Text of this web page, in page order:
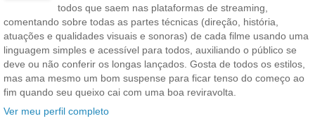
todos que saem nas plataformas de streaming,
comentando sobre todas as partes técnicas (direção, história,
atuações e qualidades visuais e sonoras) de cada filme usando uma
linguagem simples e acessível para todos, auxiliando o público se
deve ou não conferir os longas lançados. Gosta de todos os estilos,
mas ama mesmo um bom suspense para ficar tenso do começo ao
fim quando seu queixo cai com uma boa reviravolta.
Ver meu perfil completo